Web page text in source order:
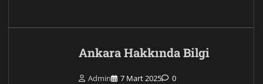
Ankara Hakkında Bilgi
Admin 7 Mart 2025 0